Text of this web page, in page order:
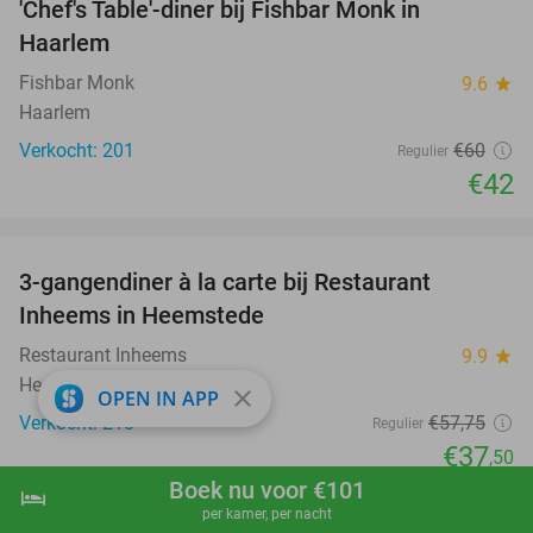
shopping_cart Boek nu
hotel Boek nu voor €101
per kamer, per nacht
'Chef's Table'-diner bij Fishbar Monk in
Haarlem
Fishbar Monk 9.6 star
Haarlem
Verkocht: 201
Regulier €60
€42
3-gangendiner à la carte bij Restaurant
Inheems in Heemstede
Restaurant Inheems 9.9 star
Heemstede
Verkocht: 218
Regulier €57,75
€37,50
OPEN IN APP close